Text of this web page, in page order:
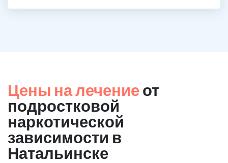
Цены на лечение от
подростковой
наркотической
зависимости в
Натальинске